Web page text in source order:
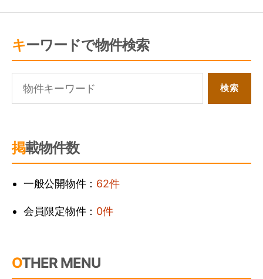
キーワードで物件検索
掲載物件数
一般公開物件： 62件
会員限定物件： 0件
OTHER MENU